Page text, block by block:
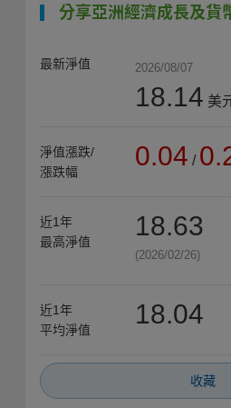
分享亞洲經濟成長及貨
最新淨值 2026/08/07
18.14 美
淨值漲跌/
漲跌幅
0.04 /
近1年
最高淨值
18.63
(2026/02/26)
近1年
平均淨值
18.04
收藏